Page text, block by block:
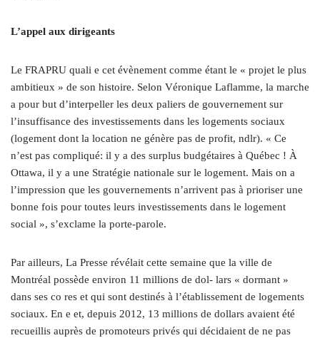
L’appel aux dirigeants
Le FRAPRU quali e cet évènement comme étant le « projet le plus
ambitieux » de son histoire. Selon Véronique Laflamme, la marche
a pour but d’interpeller les deux paliers de gouvernement sur
l’insuffisance des investissements dans les logements sociaux
(logement dont la location ne génère pas de profit, ndlr). « Ce
n’est pas compliqué: il y a des surplus budgétaires à Québec ! À
Ottawa, il y a une Stratégie nationale sur le logement. Mais on a
l’impression que les gouvernements n’arrivent pas à prioriser une
bonne fois pour toutes leurs investissements dans le logement
social », s’exclame la porte-parole.
Par ailleurs, La Presse révélait cette semaine que la ville de
Montréal possède environ 11 millions de dol- lars « dormant »
dans ses co res et qui sont destinés à l’établissement de logements
sociaux. En e et, depuis 2012, 13 millions de dollars avaient été
recueillis auprès de promoteurs privés qui décidaient de ne pas